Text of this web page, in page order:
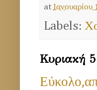
atΙανουαρίου
Labels:
Κυριακή